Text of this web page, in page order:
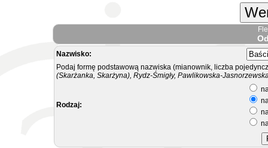
Nazwisko:
Podaj formę podstawową nazwiska (mianownik, liczba
(Skarżanka, Skarżyna), Rydz-Śmigły, Pawlikowska-
Rodzaj: